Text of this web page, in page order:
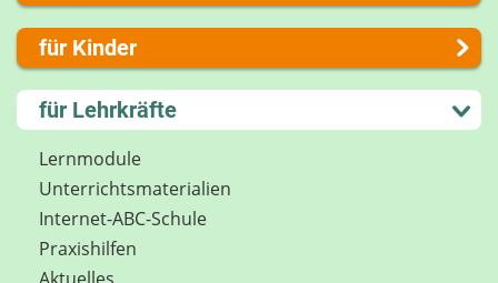
Über uns
Presse
Kontakt
Impressum
Internet-ABC Sitemap
Barrierefreiheit
Länderprojekte
für Kinder
Lernen und Schule
Hobby und Freizeit
Spiel und Spaß
Mitreden und Mitmachen
Lexikon
Datenschutz
Newsletter
für Lehrkräfte
Lernmodule
Unterrichts­materialien
Internet-ABC-Schule
Praxishilfen